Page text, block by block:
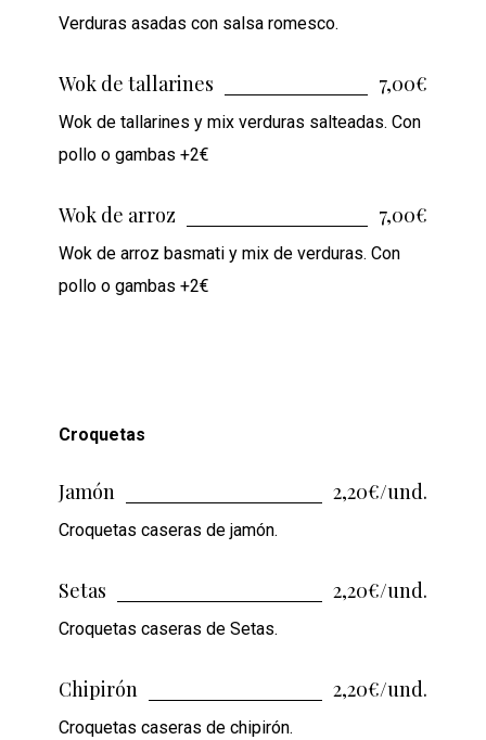
Verduras asadas con salsa romesco.
Wok de tallarines 7,00€
Wok de tallarines y mix verduras salteadas. Con
pollo o gambas +2€
Wok de arroz 7,00€
Wok de arroz basmati y mix de verduras. Con
pollo o gambas +2€
Croquetas
Jamón 2,20€/und.
Croquetas caseras de jamón.
Setas 2,20€/und.
Croquetas caseras de Setas.
Chipirón 2,20€/und.
Croquetas caseras de chipirón.